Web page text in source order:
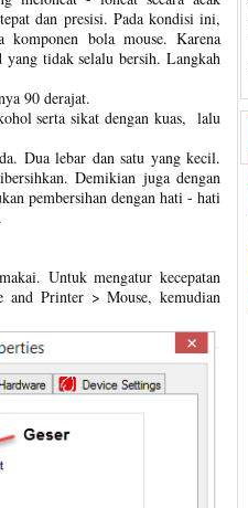
dan presisi. Pada kondisi ini,
komponen bola mouse. Karena
yang tidak selalu bersih. Langkah
90 derajat.
serta sikat dengan kuas, lalu
Dua lebar dan satu yang kecil.
Demikian juga dengan
pembersihan dengan hati - hati
Untuk mengatur kecepatan
Printer > Mouse, kemudian